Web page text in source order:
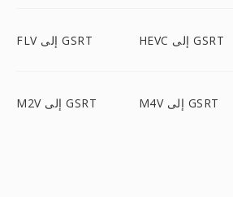
FLV إلى GSRT HEVC إلى GSRT
M2V إلى GSRT M4V إلى GSRT